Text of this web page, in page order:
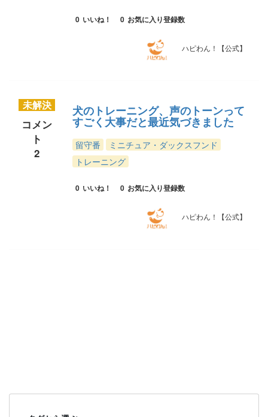
0 いいね！ 0 お気に入り登録数
ハピわん！【公式】
未解決
コメン
ト
2
犬のトレーニング、声のトーンって
すごく大事だと最近気づきました
留守番
ミニチュア・ダックスフンド
トレーニング
0 いいね！ 0 お気に入り登録数
ハピわん！【公式】